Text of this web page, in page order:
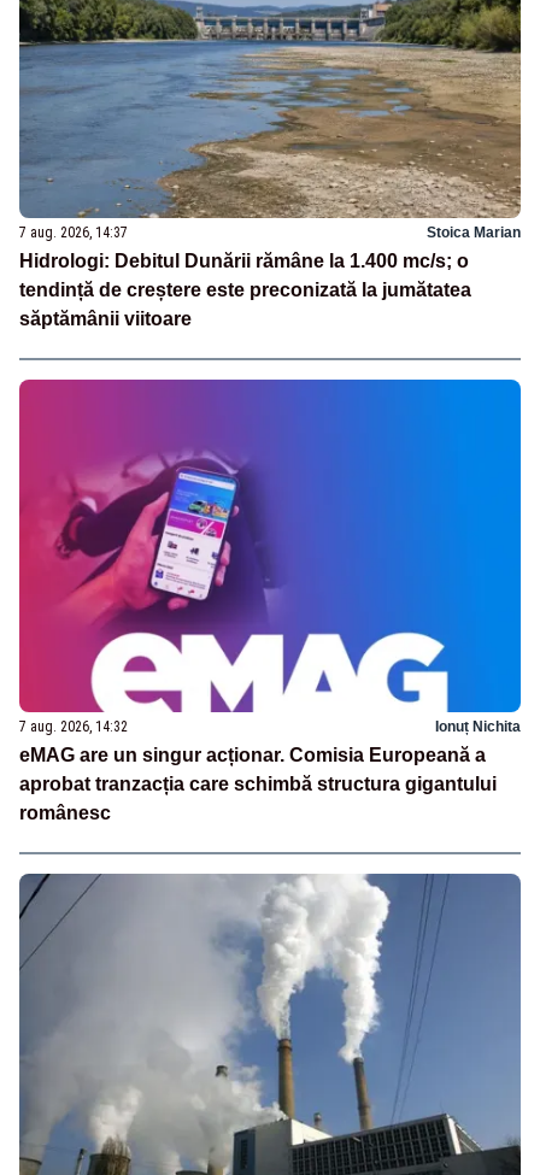
7 aug. 2026, 14:37 Stoica Marian
Hidrologi: Debitul Dunării rămâne la 1.400 mc/s; o
tendință de creștere este preconizată la jumătatea
săptămânii viitoare
7 aug. 2026, 14:32 Ionuț Nichita
eMAG are un singur acționar. Comisia Europeană a
aprobat tranzacția care schimbă structura gigantului
românesc